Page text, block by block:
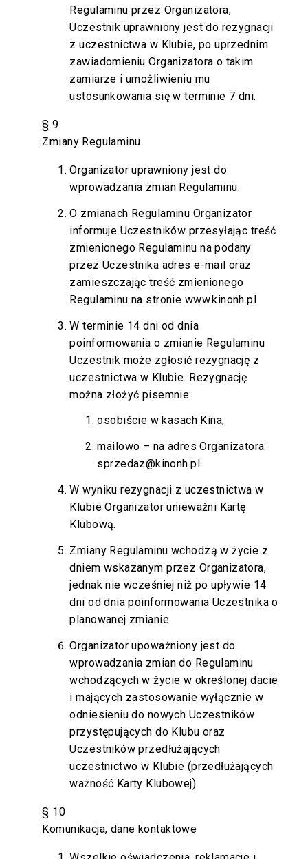
Regulaminu przez Organizatora,
Uczestnik uprawniony jest do rezygnacji
z uczestnictwa w Klubie, po uprzednim
zawiadomieniu Organizatora o takim
zamiarze i umożliwieniu mu
ustosunkowania się w terminie 7 dni.
§ 9
Zmiany Regulaminu
Organizator uprawniony jest do
wprowadzania zmian Regulaminu.
O zmianach Regulaminu Organizator
informuje Uczestników przesyłając treść
zmienionego Regulaminu na podany
przez Uczestnika adres e-mail oraz
zamieszczając treść zmienionego
Regulaminu na stronie www.kinonh.pl.
W terminie 14 dni od dnia
poinformowania o zmianie Regulaminu
Uczestnik może zgłosić rezygnację z
uczestnictwa w Klubie. Rezygnację
można złożyć pisemnie:
osobiście w kasach Kina,
mailowo – na adres Organizatora:
sprzedaz@kinonh.pl.
W wyniku rezygnacji z uczestnictwa w
Klubie Organizator unieważni Kartę
Klubową.
Zmiany Regulaminu wchodzą w życie z
dniem wskazanym przez Organizatora,
jednak nie wcześniej niż po upływie 14
dni od dnia poinformowania Uczestnika o
planowanej zmianie.
Organizator upoważniony jest do
wprowadzania zmian do Regulaminu
wchodzących w życie w określonej dacie
i mających zastosowanie wyłącznie w
odniesieniu do nowych Uczestników
przystępujących do Klubu oraz
Uczestników przedłużających
uczestnictwo w Klubie (przedłużających
ważność Karty Klubowej).
§ 10
Komunikacja, dane kontaktowe